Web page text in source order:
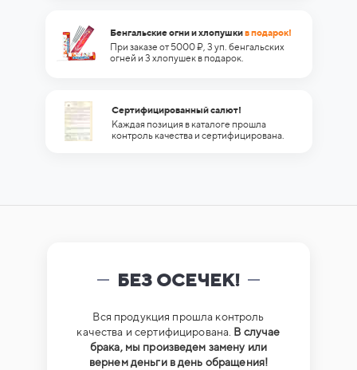
Бенгальские огни и хлопушкив подарок!
При заказе от 5000 ₽, 3 уп. бенгальских
огней и 3 хлопушек в подарок.
Сертифицированный салют!
Каждая позиция в каталоге прошла
контроль качества и сертифицирована.
БЕЗ ОСЕЧЕК!
Вся продукция прошла контроль
качества и сертифицирована. В случае
брака, мы произведем замену или
вернем деньги в день обращения!